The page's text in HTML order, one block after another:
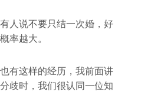
人说不要只结一次婚，好
率越大。
有这样的经历，我前面讲
歧时，我们很认同一位知